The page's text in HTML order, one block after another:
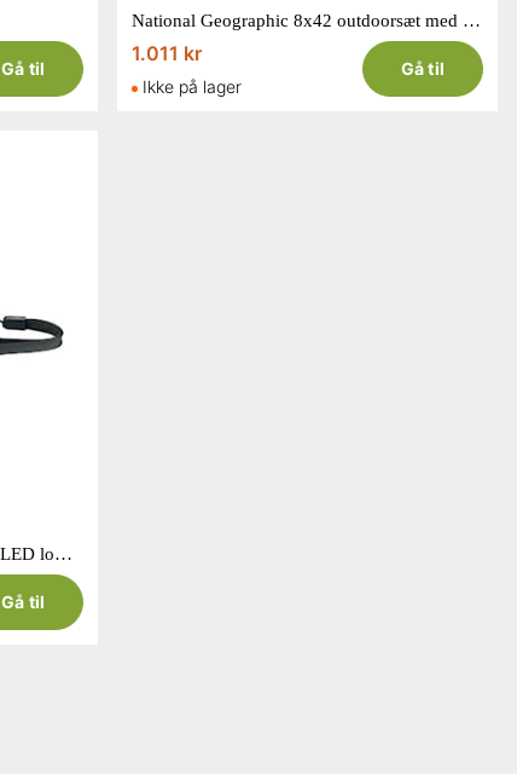
Gå til
National Geographic 8x42 outdoorsæt med 8x42 kikkert og kikkertsele
1.011 kr
Ikke på lager
Gå til
National Geographic Iluminos 800 LED lommelygte
Gå til